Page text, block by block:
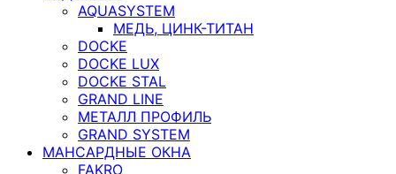
AQUASYSTEM
МЕДЬ, ЦИНК-ТИТАН
DOCKE
DOCKE LUX
DOCKE STAL
GRAND LINE
МЕТАЛЛ ПРОФИЛЬ
GRAND SYSTEM
МАНСАРДНЫЕ ОКНА
FAKRO